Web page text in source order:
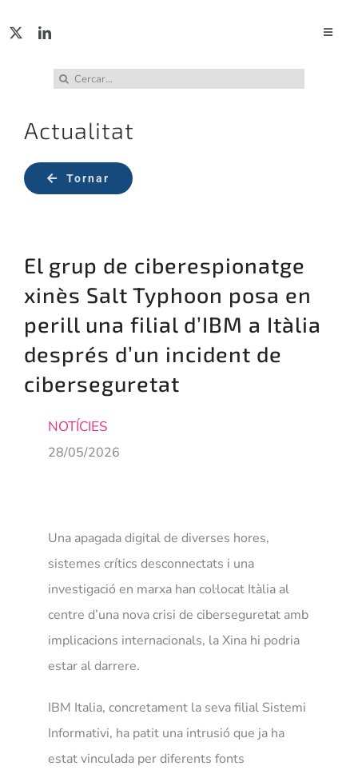
to
Toggle
Cerca
Actualitat
Tornar
El grup de ciberespionatge
xinès Salt Typhoon posa en
perill una filial d’IBM a Itàlia
després d’un incident de
ciberseguretat
NOTÍCIES
28/05/2026
Una apagada digital de diverses hores,
sistemes crítics desconnectats i una
investigació en marxa han col·locat Itàlia al
centre d’una nova crisi de ciberseguretat amb
implicacions internacionals, la Xina hi podria
estar al darrere.
IBM Italia, concretament la seva filial Sistemi
Informativi, ha patit una intrusió que ja ha
estat vinculada per diferents fonts